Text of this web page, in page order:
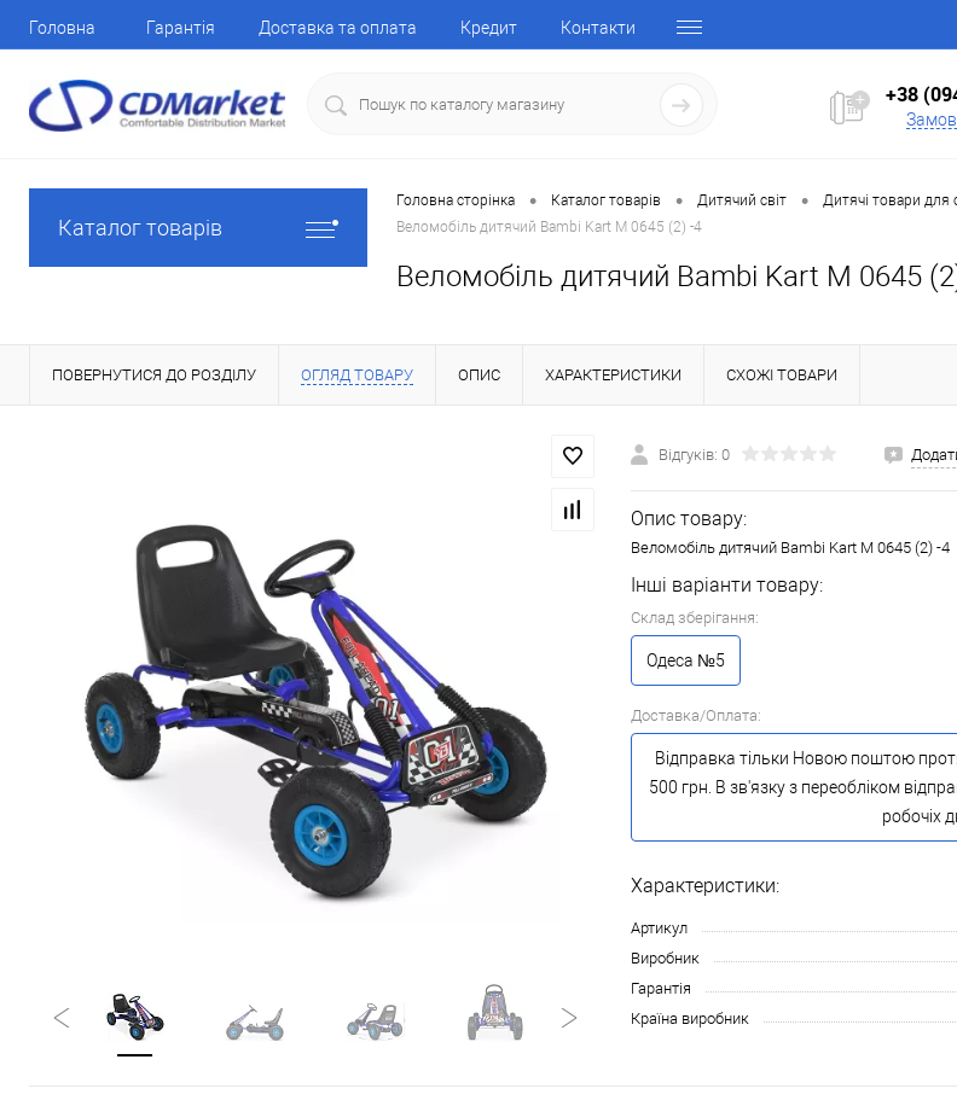
Головна Гарантія Доставка та оплата Кредит Контакти
+38
Каталог товарів
Головна сторінка • Каталог товарів • Дитячий світ • Дитячі товари для
Веломобіль дитячий Bambi Kart М 0645 (2) -4
Веломобіль дитячий Bambi Kart М 0645
ПОВЕРНУТИСЯ ДО РОЗДІЛУ ОГЛЯД ТОВАРУ ОПИС ХАРАКТЕРИСТИКИ СХОЖІ ТОВАРИ
Відгуків: 0
Опис товару:
Веломобіль дитячий Bambi Kart М 0645 (2) -4
Інші варіанти товару:
Склад зберігання:
Одеса №5
Доставка/Оплата:
Відправка тільки Новою поштою
500 грн. В зв'язку з переобліком
робочіх
Характеристики:
Артикул
Виробник
Гарантія
Країна виробник